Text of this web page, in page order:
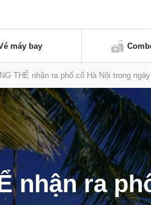
máy bay
THỂ nhận ra phố cổ Hà Nội trong
nhận ra